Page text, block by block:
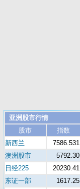
亚洲股市行情
股市
指数
新西兰
7586.531
澳洲股市
5792.30
日经225
20230.41
东证一部
1617.25